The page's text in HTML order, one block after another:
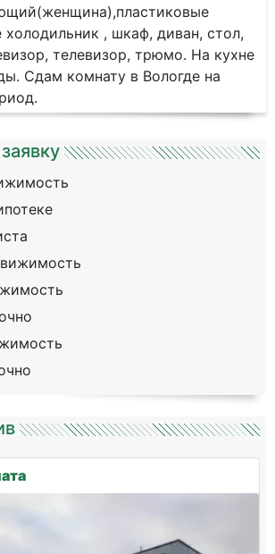
холодильник , шкаф, диван, стол,
телевизор, трюмо. На кухне
Сдам комнату в Вологде на